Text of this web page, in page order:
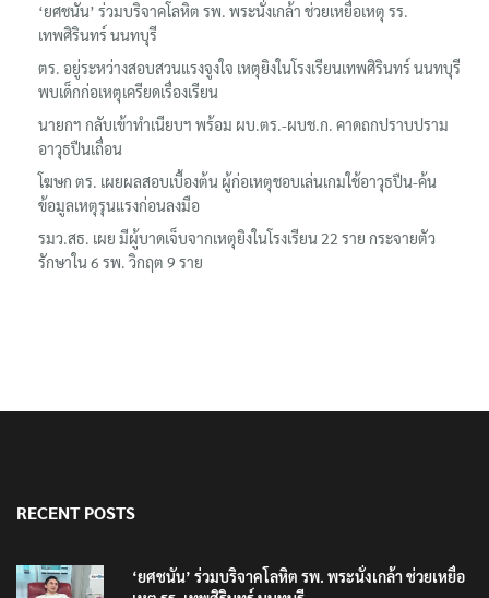
‘ยศชนัน’ ร่วมบริจาคโลหิต รพ. พระนั่งเกล้า ช่วยเหยื่อเหตุ รร.
เทพศิรินทร์ นนทบุรี
ตร. อยู่ระหว่างสอบสวนแรงจูงใจ เหตุยิงในโรงเรียนเทพศิรินทร์ นนทบุรี
พบเด็กก่อเหตุเครียดเรื่องเรียน
นายกฯ กลับเข้าทำเนียบฯ พร้อม ผบ.ตร.-ผบช.ก. คาดถกปราบปราม
อาวุธปืนเถื่อน
โฆษก ตร. เผยผลสอบเบื้องต้น ผู้ก่อเหตุชอบเล่นเกมใช้อาวุธปืน-ค้น
ข้อมูลเหตุรุนแรงก่อนลงมือ
รมว.สธ. เผย มีผู้บาดเจ็บจากเหตุยิงในโรงเรียน 22 ราย กระจายตัว
รักษาใน 6 รพ. วิกฤต 9 ราย
RECENT POSTS
‘ยศชนัน’ ร่วมบริจาคโลหิต รพ. พระนั่งเกล้า ช่วยเหยื่อ